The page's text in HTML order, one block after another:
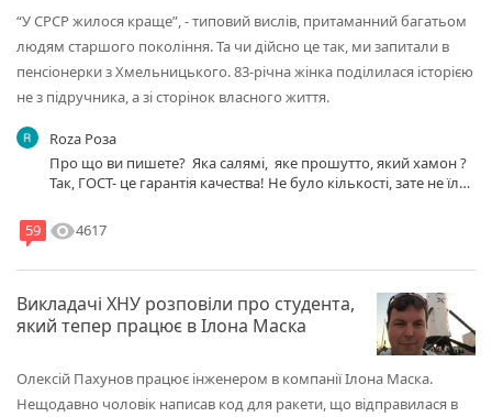
“У СРСР жилося краще”, - типовий вислів, притаманний багатьом
людям старшого покоління. Та чи дійсно це так, ми запитали в
пенсіонерки з Хмельницького. 83-річна жінка поділилася історією
не з підручника, а зі сторінок власного життя.
Roza Роза
Про що ви пишете? Яка салямі, яке прошутто, який хамон ?
Так, ГОСТ- це гарантія качества! Не було кількості, зате не їли
навіть маючи великі гроші ви негарантовано їсте
натуральне, особливо якщо ви купили щось на базарі !!!
59 visibility4617
Викладачі ХНУ розповіли про студента,
який тепер працює в Ілона Маска
Олексій Пахунов працює інженером в компанії Ілона Маска.
Нещодавно чоловік написав код для ракети, що відправилася в